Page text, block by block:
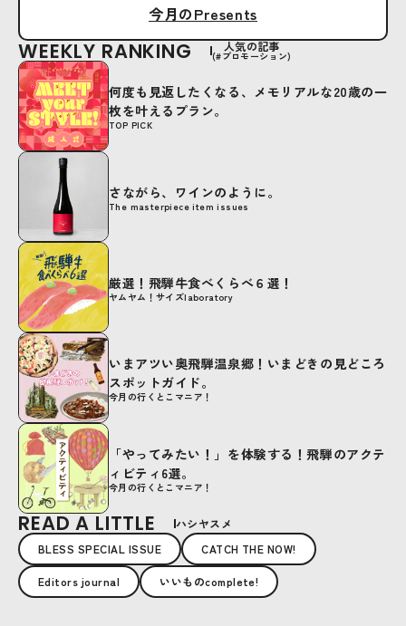
今月のPresents
WEEKLY RANKING 人気の記事
(#プロモーション)
TOP PICK
何度も見返したくなる、メモリアルな20歳の一
枚を叶えるプラン。
The masterpiece item issues
さながら、ワインのように。
ヤムヤム！サイズlaboratory
厳選！飛騨牛食べくらべ６選！
今月の行くとこマニア！
いまアツい奥飛騨温泉郷！いまどきの見どころ
スポットガイド。
今月の行くとこマニア！
「やってみたい！」を体験する！飛騨のアクテ
ィビティ6選。
READ A LITTLE
ハシヤスメ
BLESS SPECIAL ISSUE
CATCH THE NOW!
Editors journal いいものcomplete!